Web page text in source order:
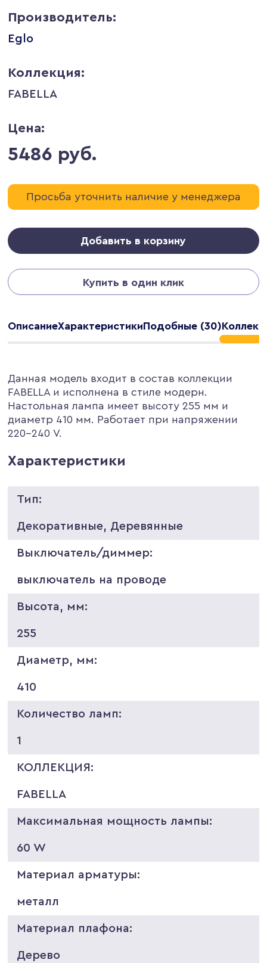
Производитель:
Eglo
Коллекция:
FABELLA
Цена:
5486 руб.
Просьба уточнить наличие у менеджера
Добавить в корзину
Купить в один клик
ОписаниеХарактеристикиПодобные (30)
Данная модель входит в состав коллекции
FABELLA и исполнена в стиле модерн.
Настольная лампа имеет высоту 255 мм и
диаметр 410 мм. Работает при напряжении
220-240 V.
Характеристики
Тип:
Декоративные, Деревянные
Выключатель/диммер:
выключатель на проводе
Высота, мм:
255
Диаметр, мм:
410
Количество ламп:
1
КОЛЛЕКЦИЯ:
FABELLA
Максимальная мощность лампы:
60 W
Материал арматуры:
металл
Материал плафона:
Дерево